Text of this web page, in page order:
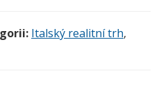
Italský realitní trh,